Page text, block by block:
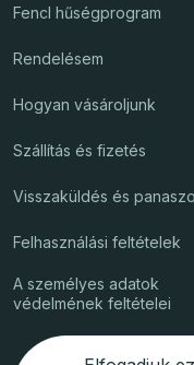
Fencl hűségprogram
Rendelésem
Hogyan vásároljunk
Szállítás és fizetés
Visszaküldés és
Felhasználási feltételek
A személyes adatok
védelmének feltételei